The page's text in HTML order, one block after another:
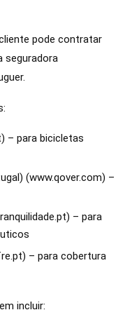
pode contratar
seguradora
– para bicicletas
(www.qover.com) –
– para
– para cobertura
incluir: